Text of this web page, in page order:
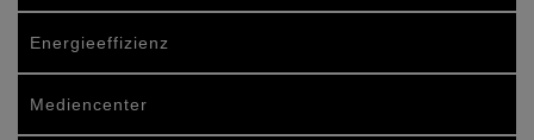
Energieeffizienz
Mediencenter